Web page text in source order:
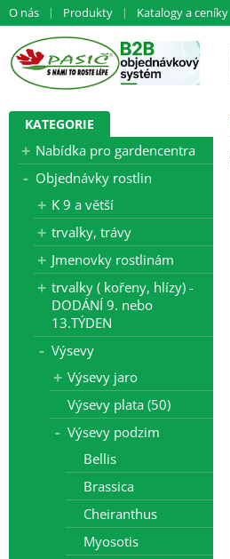
O nás Produkty Katalogy a ceníky
KATEGORIE
Nabídka pro gardencentra
Objednávky rostlin
K 9 a větší
trvalky, trávy
Jmenovky rostlinám
trvalky ( kořeny, hlízy) -
DODÁNÍ 9. nebo
13.TÝDEN
Výsevy
Výsevy jaro
Výsevy plata (50)
Výsevy podzim
Bellis
Brassica
Cheiranthus
Myosotis